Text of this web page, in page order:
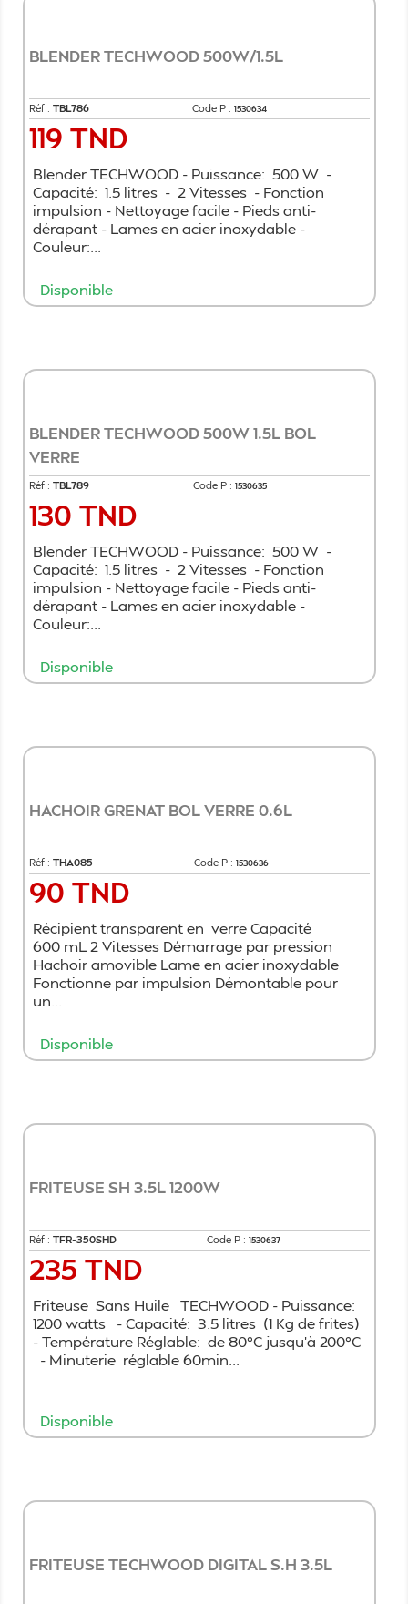
BLENDER TECHWOOD 500W/1.5L
Réf : TBL786 Code P : 1530634
Prix
119 TND
Blender TECHWOOD - Puissance: 500 W -
Capacité: 1.5 litres - 2 Vitesses - Fonction
impulsion - Nettoyage facile - Pieds anti-
dérapant - Lames en acier inoxydable -
Couleur:...
Disponible
BLENDER TECHWOOD 500W 1.5L BOL
VERRE
Réf : TBL789 Code P : 1530635
Prix
130 TND
Blender TECHWOOD - Puissance: 500 W -
Capacité: 1.5 litres - 2 Vitesses - Fonction
impulsion - Nettoyage facile - Pieds anti-
dérapant - Lames en acier inoxydable -
Couleur:...
Disponible
HACHOIR GRENAT BOL VERRE 0.6L
Réf : THA085 Code P : 1530636
Prix
90 TND
Récipient transparent en verre Capacité
600 mL 2 Vitesses Démarrage par pression
Hachoir amovible Lame en acier inoxydable
Fonctionne par impulsion Démontable pour
un...
Disponible
FRITEUSE SH 3.5L 1200W
Réf : TFR-350SHD Code P : 1530637
Prix
235 TND
Friteuse Sans Huile TECHWOOD - Puissance:
1200 watts - Capacité: 3.5 litres (1 Kg de frites)
- Température Réglable: de 80°C jusqu'à 200°C
- Minuterie réglable 60min...
Disponible
FRITEUSE TECHWOOD DIGITAL S.H 3.5L